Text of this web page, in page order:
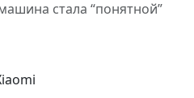
стала “понятной”